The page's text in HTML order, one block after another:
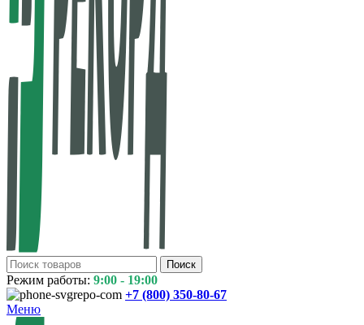
Поиск
Режим работы: 9:00 - 19:00
+7 (800) 350-80-67
Меню